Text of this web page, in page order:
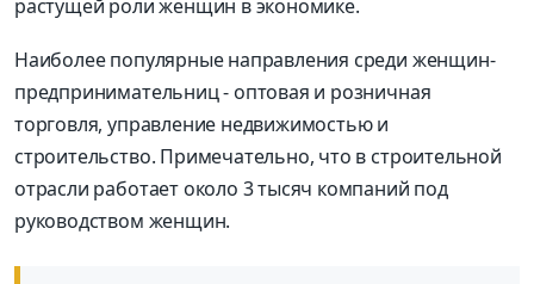
растущей роли женщин в экономике.
Наиболее популярные направления среди женщин-
предпринимательниц - оптовая и розничная
торговля, управление недвижимостью и
строительство. Примечательно, что в строительной
отрасли работает около 3 тысяч компаний под
руководством женщин.